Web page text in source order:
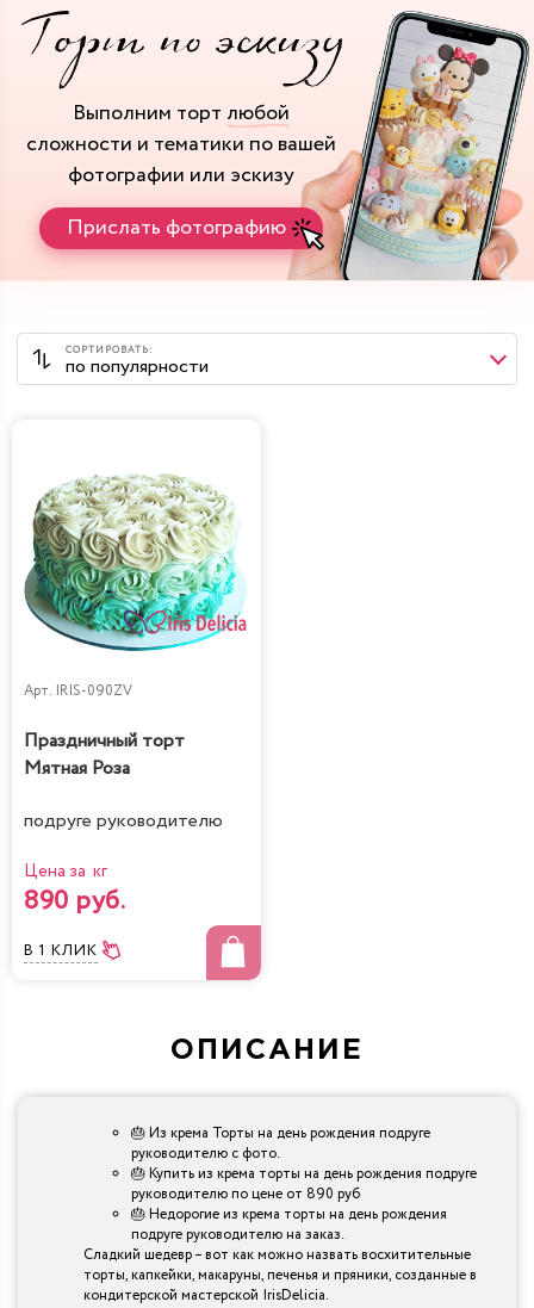
Выполним торт любой
сложности и тематики по вашей
фотографии или эскизу
Прислать фотографию
Арт. IRIS-090ZV
Праздничный торт
Мятная Роза
подруге руководителю
Цена за кг
890 руб.
В 1 КЛИК
ОПИСАНИЕ
🎂 Из крема Торты на день рождения подруге
руководителю с фото.
🎂 Купить из крема торты на день рождения подруге
руководителю по цене от 890 руб
🎂 Недорогие из крема торты на день рождения
подруге руководителю на заказ.
Сладкий шедевр – вот как можно назвать восхитительные
торты, капкейки, макаруны, печенья и пряники, созданные в
кондитерской мастерской IrisDelicia.